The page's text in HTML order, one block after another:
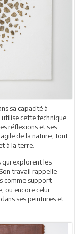
sa capacité à
cette technique
réflexions et ses
de la nature, tout
à la terre.
qui explorent les
travail rappelle
comme support
ou encore celui
ses peintures et